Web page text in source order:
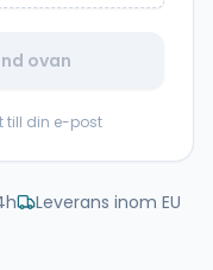
ovan
till din e-post
Leverans inom EU